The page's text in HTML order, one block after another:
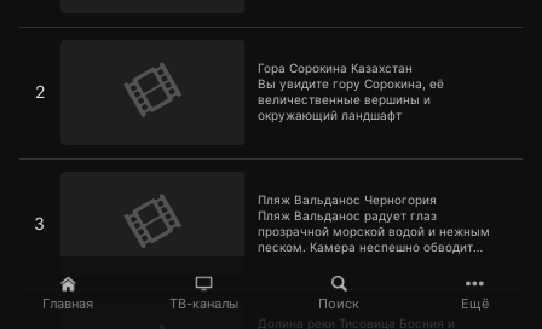
Главная ТВ-каналы Поиск Ещё
2
Гора Сорокина Казахстан
Вы увидите гору Сорокина, её
величественные вершины и
окружающий ландшафт
3
Пляж Вальданос Черногория
Пляж Вальданос радует глаз
прозрачной морской водой и нежным
песком. Камера неспешно обводит
на воде и звуки прибоя
Долина реки Тисовица Босния и
Долина реки Тисовица Босния и Герцеговина